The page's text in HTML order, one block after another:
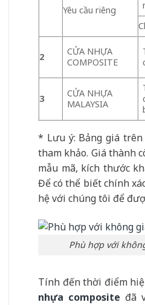
Yêu cầu riêng
2
CỬA NHỰA
COMPOSITE
3
CỬA NHỰA
MALAYSIA
* Lưu ý: Bảng giá
tham khảo. Giá thành
mẫu mã, kích thước
Để có thể biết chính
hệ với chúng tôi để
Phù hợp với
Tính đến thời điểm
nhựa composite đã